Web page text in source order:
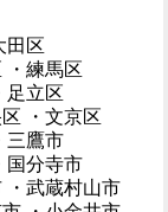
田区
・練馬区
足立区
区
・文京区
三鷹市
国分寺市
・武蔵村山市